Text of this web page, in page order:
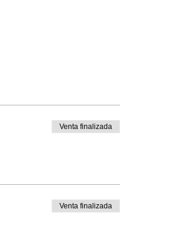
Venta finalizada
Venta finalizada